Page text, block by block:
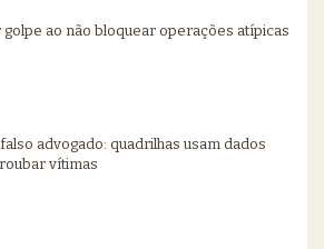
ao não bloquear operações atípicas
advogado: quadrilhas usam dados
vítimas